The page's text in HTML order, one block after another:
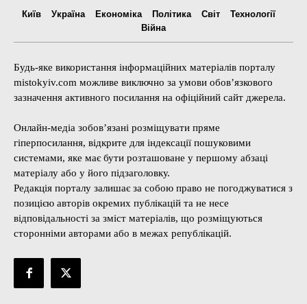
Київ Україна Економіка Політика Світ
Технології
Війна
Будь-яке використання інформаційних матеріалів порталу
mistokyiv.com можливе виключно за умови обов’язкового
зазначення активного посилання на офіційний сайт джерела.
Онлайн-медіа зобов’язані розміщувати пряме
гіперпосилання, відкрите для індексації пошуковими
системами, яке має бути розташоване у першому абзаці
матеріалу або у його підзаголовку.
Редакція порталу залишає за собою право не погоджуватися з
позицією авторів окремих публікацій та не несе
відповідальності за зміст матеріалів, що розміщуються
сторонніми авторами або в межах републікацій.